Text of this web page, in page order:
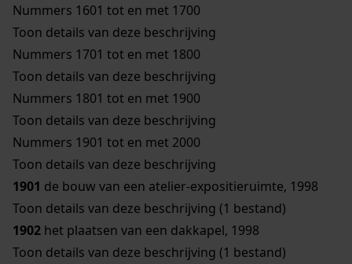
Nummers 1601 tot en met 1700
Toon details van deze beschrijving
Nummers 1701 tot en met 1800
Toon details van deze beschrijving
Nummers 1801 tot en met 1900
Toon details van deze beschrijving
Nummers 1901 tot en met 2000
Toon details van deze beschrijving
1901 de bouw van een atelier-expositieruimte, 1998
Toon details van deze beschrijving (1 bestand)
1902 het plaatsen van een dakkapel, 1998
Toon details van deze beschrijving (1 bestand)